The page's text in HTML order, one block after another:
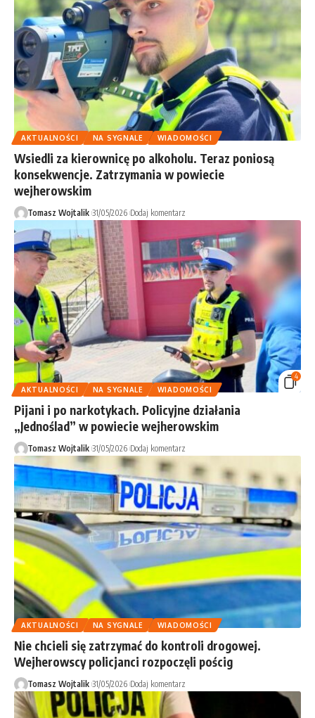
AKTUALNOŚCI NA SYGNALE WIADOMOŚCI
Wsiedli za kierownicę po alkoholu. Teraz poniosą
konsekwencje. Zatrzymania w powiecie
wejherowskim
Tomasz Wojtalik 31/05/2026 Dodaj komentarz
4
AKTUALNOŚCI
NA SYGNALE WIADOMOŚCI
Pijani i po narkotykach. Policyjne działania
„Jednoślad” w powiecie wejherowskim
Tomasz Wojtalik 31/05/2026 Dodaj komentarz
AKTUALNOŚCI NA SYGNALE WIADOMOŚCI
Nie chcieli się zatrzymać do kontroli drogowej.
Wejherowscy policjanci rozpoczęli pościg
Tomasz Wojtalik 31/05/2026 Dodaj komentarz